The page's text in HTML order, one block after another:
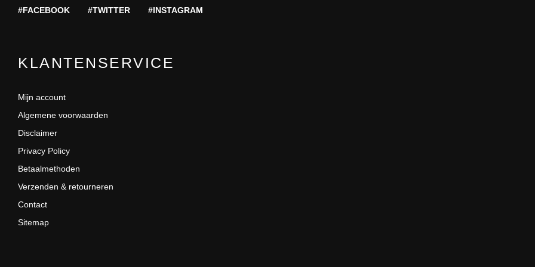
#FACEBOOK #TWITTER #INSTAGRAM
KLANTENSERVICE
Mijn account
Algemene voorwaarden
Disclaimer
Privacy Policy
Betaalmethoden
Verzenden & retourneren
Contact
Sitemap